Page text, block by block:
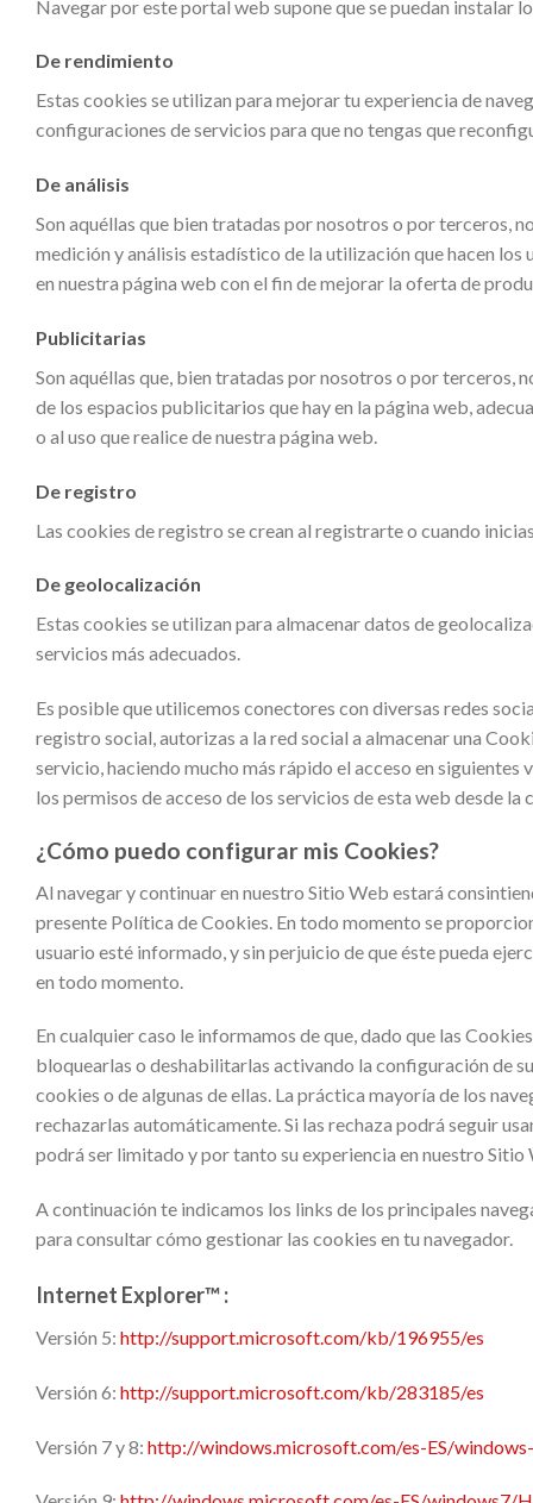
Navegar por este portal web supone que se puedan instalar
De rendimiento
Estas cookies se utilizan para mejorar tu experiencia de
configuraciones de servicios para que no tengas que
De análisis
Son aquéllas que bien tratadas por nosotros o por terceros,
medición y análisis estadístico de la utilización que hacen
en nuestra página web con el fin de mejorar la oferta de
Publicitarias
Son aquéllas que, bien tratadas por nosotros o por
de los espacios publicitarios que hay en la página web,
o al uso que realice de nuestra página web.
De registro
Las cookies de registro se crean al registrarte o cuando
De geolocalización
Estas cookies se utilizan para almacenar datos de
servicios más adecuados.
Es posible que utilicemos conectores con diversas redes
registro social, autorizas a la red social a almacenar una
servicio, haciendo mucho más rápido el acceso en siguientes
los permisos de acceso de los servicios de esta web desde
¿Cómo puedo configurar mis Cookies?
Al navegar y continuar en nuestro Sitio Web estará
presente Política de Cookies. En todo momento se
usuario esté informado, y sin perjuicio de que éste pueda
en todo momento.
En cualquier caso le informamos de que, dado que las
bloquearlas o deshabilitarlas activando la configuración de
cookies o de algunas de ellas. La práctica mayoría de los
rechazarlas automáticamente. Si las rechaza podrá seguir
podrá ser limitado y por tanto su experiencia en nuestro
A continuación te indicamos los links de los principales
para consultar cómo gestionar las cookies en tu navegador.
Internet Explorer™ :
Versión 5: http://support.microsoft.com/kb/196955/es
Versión 6: http://support.microsoft.com/kb/283185/es
Versión 7 y 8: http://windows.microsoft.com/es-ES/